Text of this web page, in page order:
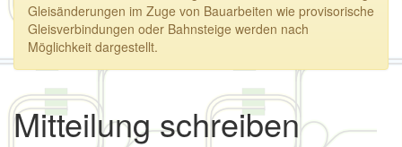
Gleisänderungen im Zuge von Bauarbeiten wie provisorische
Gleisverbindungen oder Bahnsteige werden nach
Möglichkeit dargestellt.
Mitteilung schreiben